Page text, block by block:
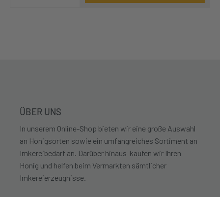
ÜBER UNS
In unserem Online-Shop bieten wir eine große Auswahl
an Honigsorten sowie ein umfangreiches Sortiment an
Imkereibedarf an. Darüber hinaus kaufen wir Ihren
Honig und helfen beim Vermarkten sämtlicher
Imkereierzeugnisse.